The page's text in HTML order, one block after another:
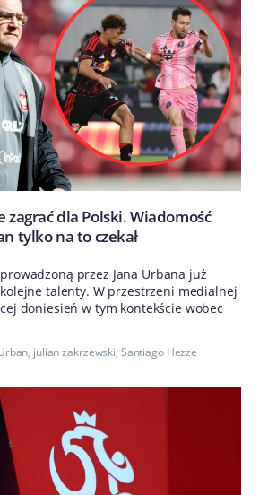
dla Polski. Wiadomość
tylko na to czekał
przez Jana Urbana już
talenty. W przestrzeni medialnej
doniesień w tym kontekście wobec
, julian zakrzewski, Santiago Hezze